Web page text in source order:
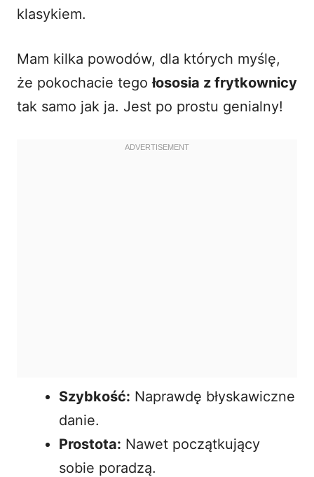
klasykiem.
Mam kilka powodów, dla których myślę,
że pokochacie tegołososia z frytkownicy
tak samo jak ja. Jest po prostu genialny!
Szybkość: Naprawdę błyskawiczne
danie.
Prostota: Nawet początkujący
sobie poradzą.